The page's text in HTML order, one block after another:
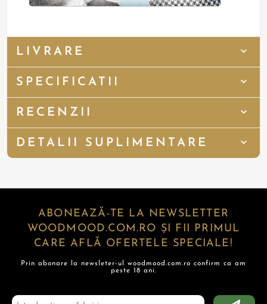
LIVRARE
SPECIFICATII
RECENZII
DETALII SUPLIMENTARE
ABONEAZĂ-TE LA NEWSLETTER
WOODMOOD.COM.RO ȘI FII PRIMUL
CARE AFLĂ OFERTELE SPECIALE!
Prin abonare la newsleter-ul woodmood.com.ro confirm ca am
peste 18 ani.